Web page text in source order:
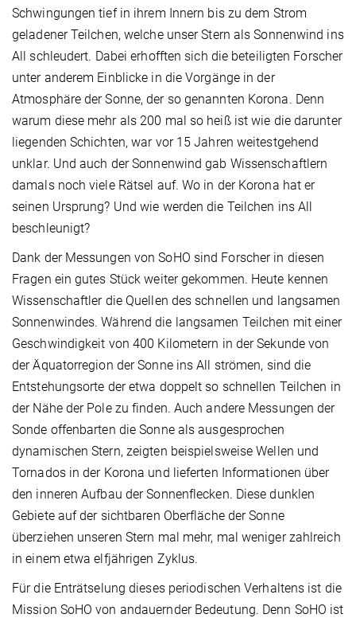
Schwingungen tief in ihrem Innern bis zu dem Strom
geladener Teilchen, welche unser Stern als Sonnenwind ins
All schleudert. Dabei erhofften sich die beteiligten Forscher
unter anderem Einblicke in die Vorgänge in der
Atmosphäre der Sonne, der so genannten Korona. Denn
warum diese mehr als 200 mal so heiß ist wie die darunter
liegenden Schichten, war vor 15 Jahren weitestgehend
unklar. Und auch der Sonnenwind gab Wissenschaftlern
damals noch viele Rätsel auf. Wo in der Korona hat er
seinen Ursprung? Und wie werden die Teilchen ins All
beschleunigt?
Dank der Messungen von SoHO sind Forscher in diesen
Fragen ein gutes Stück weiter gekommen. Heute kennen
Wissenschaftler die Quellen des schnellen und langsamen
Sonnenwindes. Während die langsamen Teilchen mit einer
Geschwindigkeit von 400 Kilometern in der Sekunde von
der Äquatorregion der Sonne ins All strömen, sind die
Entstehungsorte der etwa doppelt so schnellen Teilchen in
der Nähe der Pole zu finden. Auch andere Messungen der
Sonde offenbarten die Sonne als ausgesprochen
dynamischen Stern, zeigten beispielsweise Wellen und
Tornados in der Korona und lieferten Informationen über
den inneren Aufbau der Sonnenflecken. Diese dunklen
Gebiete auf der sichtbaren Oberfläche der Sonne
überziehen unseren Stern mal mehr, mal weniger zahlreich
in einem etwa elfjährigen Zyklus.
Für die Enträtselung dieses periodischen Verhaltens ist die
Mission SoHO von andauernder Bedeutung. Denn SoHO ist